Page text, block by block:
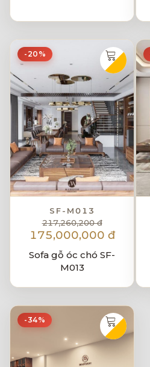
-20%
SF-M013
217,260,200 đ
175,000,000 đ
Sofa gỗ óc chó SF-
M013
-34%